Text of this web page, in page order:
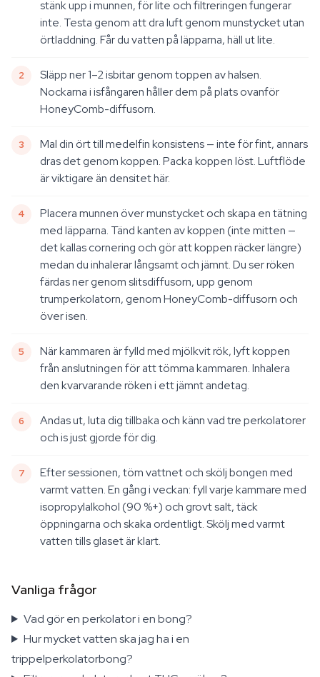
stänk upp i munnen, för lite och filtreringen fungerar
inte. Testa genom att dra luft genom munstycket utan
örtladdning. Får du vatten på läpparna, häll ut lite.
Släpp ner 1–2 isbitar genom toppen av halsen.
Nockarna i isfångaren håller dem på plats ovanför
HoneyComb-diffusorn.
Mal din ört till medelfin konsistens — inte för fint, annars
dras det genom koppen. Packa koppen löst. Luftflöde
är viktigare än densitet här.
Placera munnen över munstycket och skapa en tätning
med läpparna. Tänd kanten av koppen (inte mitten —
det kallas cornering och gör att koppen räcker längre)
medan du inhalerar långsamt och jämnt. Du ser röken
färdas ner genom slitsdiffusorn, upp genom
trumperkolatorn, genom HoneyComb-diffusorn och
över isen.
När kammaren är fylld med mjölkvit rök, lyft koppen
från anslutningen för att tömma kammaren. Inhalera
den kvarvarande röken i ett jämnt andetag.
Andas ut, luta dig tillbaka och känn vad tre perkolatorer
och is just gjorde för dig.
Efter sessionen, töm vattnet och skölj bongen med
varmt vatten. En gång i veckan: fyll varje kammare med
isopropylalkohol (90 %+) och grovt salt, täck
öppningarna och skaka ordentligt. Skölj med varmt
vatten tills glaset är klart.
Vanliga frågor
Vad gör en perkolator i en bong?
Hur mycket vatten ska jag ha i en
trippelperkolatorbong?